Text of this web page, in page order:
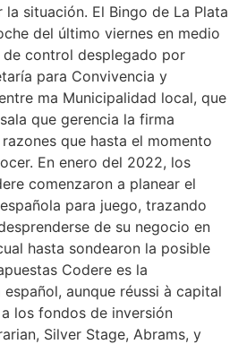
situación. El Bingo de La Plata
del último viernes en medio
control desplegado por
para Convivencia y
ma Municipalidad local, que
que gerencia la firma
que hasta el momento
En enero del 2022, los
comenzaron a planear el
para juego, trazando
de su negocio en
hasta sondearon la posible
Codere es la
aunque réussi à capital
los fondos de inversión
Silver Stage, Abrams, y